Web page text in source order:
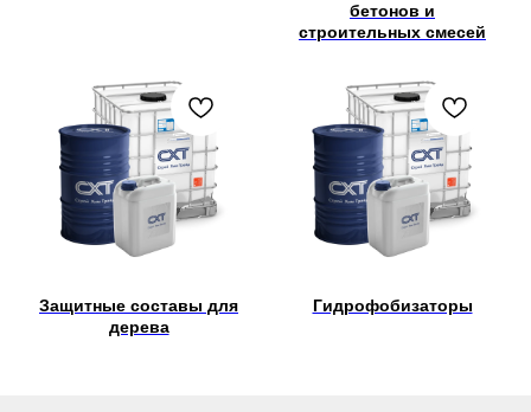
бетонов и
строительных смесей
Защитные составы для
дерева
Гидрофобизаторы